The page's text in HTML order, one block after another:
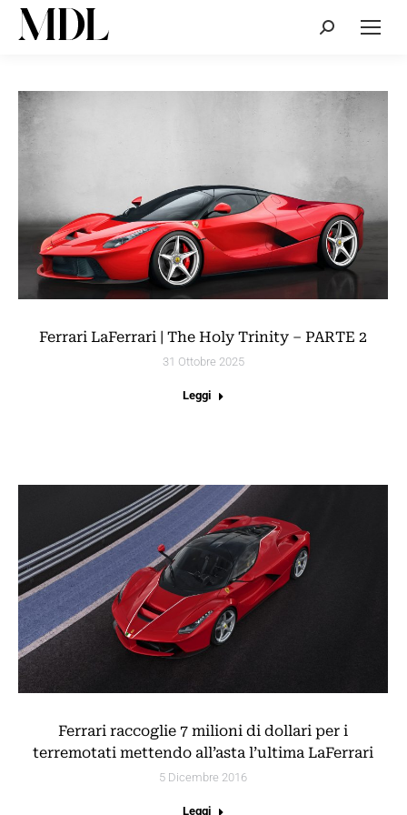
Cerca:
Ferrari LaFerrari | The Holy Trinity – PARTE 2
31 Ottobre 2025
Leggi
Ferrari raccoglie 7 milioni di dollari per i
terremotati mettendo all’asta l’ultima LaFerrari
5 Dicembre 2016
Leggi